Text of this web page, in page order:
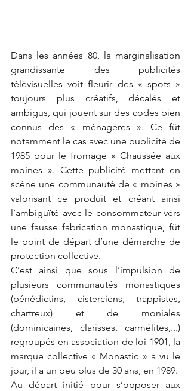
Dans les années 80, la marginalisation
grandissante des publicités
télévisuelles voit fleurir des « spots »
toujours plus créatifs, décalés et
ambigus, qui jouent sur des codes bien
connus des « ménagères ». Ce fût
notamment le cas avec une publicité de
1985 pour le fromage « Chaussée aux
moines ». Cette publicité mettant en
scène une communauté de « moines »
valorisant ce produit et créant ainsi
l’ambiguïté avec le consommateur vers
une fausse fabrication monastique, fût
le point de départ d’une démarche de
protection collective.
C’est ainsi que sous l’impulsion de
plusieurs communautés monastiques
(bénédictins, cisterciens, trappistes,
chartreux) et de moniales
(dominicaines, clarisses, carmélites,...)
regroupés en association de loi 1901, la
marque collective « Monastic » a vu le
jour, il a un peu plus de 30 ans, en 1989.
Au départ initié pour s’opposer aux